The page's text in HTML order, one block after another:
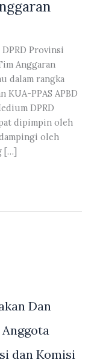
Provinsi
Anggaran
dalam rangka
KUA-PPAS APBD
DPRD
dipimpin oleh
oleh
[…]
Dan
dan Komisi